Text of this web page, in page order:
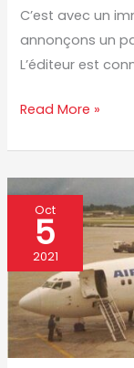
C’est avec un
annonçons un
L’éditeur est
Read More »
Oct
5
2021
Soirée
des
VAs
IVAO
vous
réserve